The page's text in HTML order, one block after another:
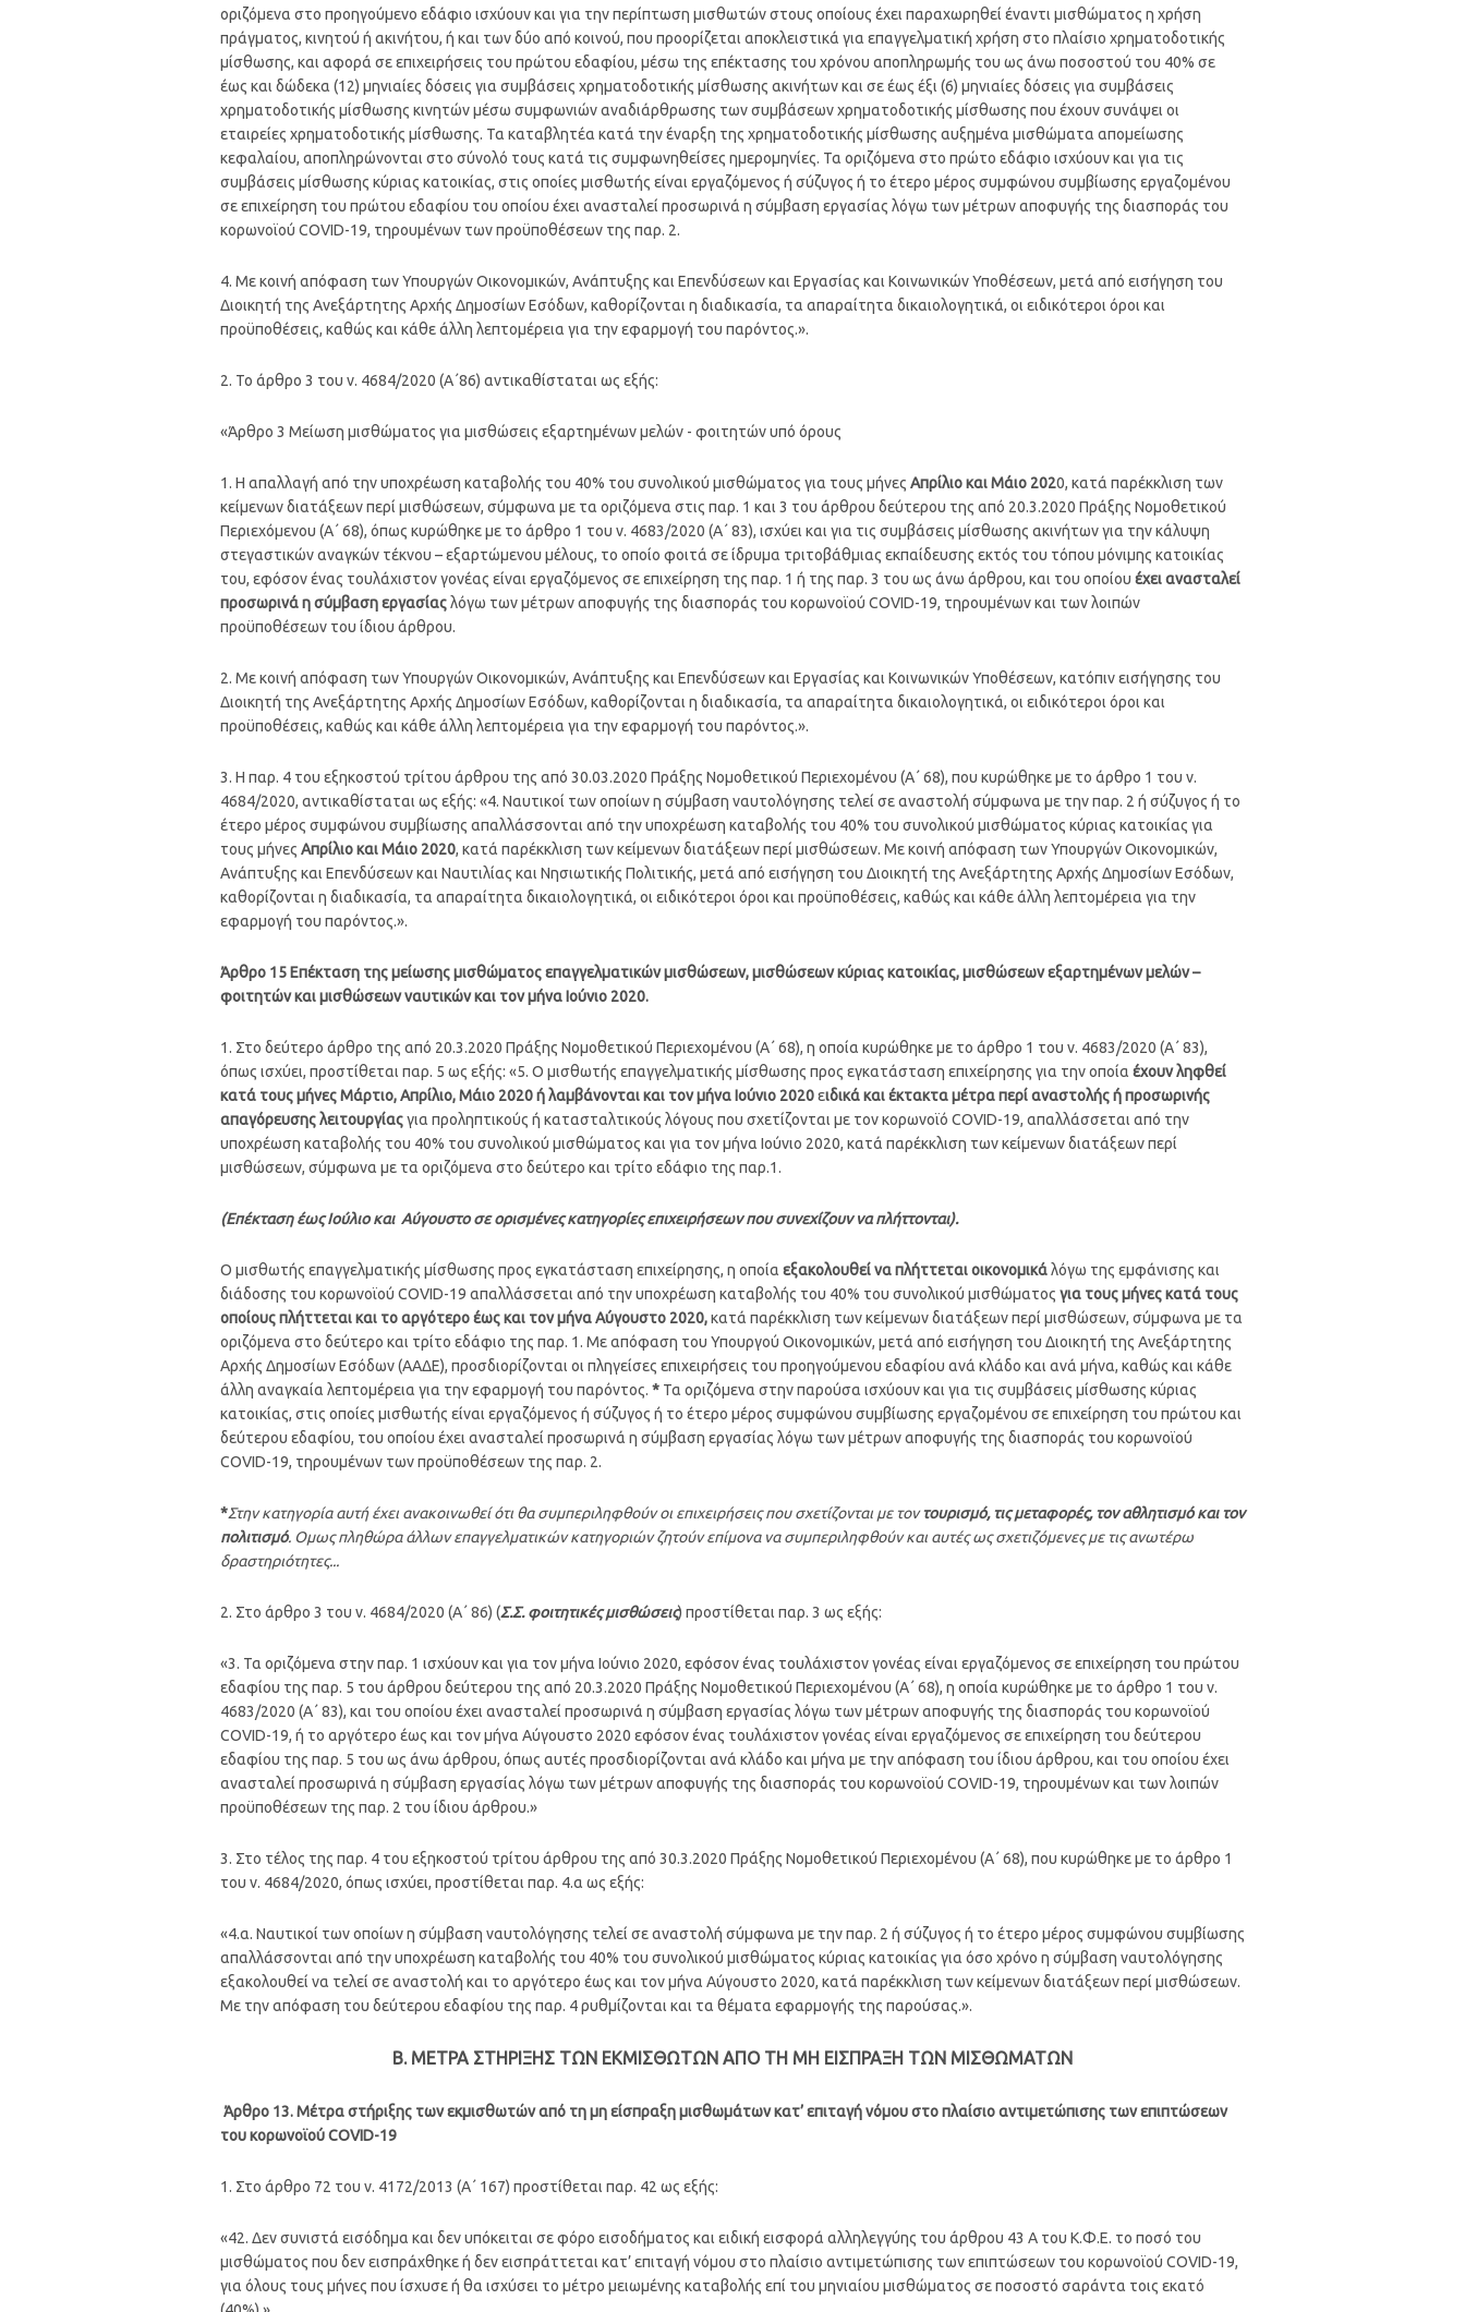
οριζόμενα στο προηγούμενο εδάφιο ισχύουν και για την περίπτωση μισθωτών στους οποίους έχει παραχωρηθεί έναντι μισθώματος η χρήση
πράγματος, κινητού ή ακινήτου, ή και των δύο από κοινού, που προορίζεται αποκλειστικά για επαγγελματική χρήση στο πλαίσιο χρηματοδοτικής
μίσθωσης, και αφορά σε επιχειρήσεις του πρώτου εδαφίου, μέσω της επέκτασης του χρόνου αποπληρωμής του ως άνω ποσοστού του 40% σε
έως και δώδεκα (12) μηνιαίες δόσεις για συμβάσεις χρηματοδοτικής μίσθωσης ακινήτων και σε έως έξι (6) μηνιαίες δόσεις για συμβάσεις
χρηματοδοτικής μίσθωσης κινητών μέσω συμφωνιών αναδιάρθρωσης των συμβάσεων χρηματοδοτικής μίσθωσης που έχουν συνάψει οι
εταιρείες χρηματοδοτικής μίσθωσης. Τα καταβλητέα κατά την έναρξη της χρηματοδοτικής μίσθωσης αυξημένα μισθώματα απομείωσης
κεφαλαίου, αποπληρώνονται στο σύνολό τους κατά τις συμφωνηθείσες ημερομηνίες. Τα οριζόμενα στο πρώτο εδάφιο ισχύουν και για τις
συμβάσεις μίσθωσης κύριας κατοικίας, στις οποίες μισθωτής είναι εργαζόμενος ή σύζυγος ή το έτερο μέρος συμφώνου συμβίωσης εργαζομένου
σε επιχείρηση του πρώτου εδαφίου του οποίου έχει ανασταλεί προσωρινά η σύμβαση εργασίας λόγω των μέτρων αποφυγής της διασποράς του
κορωνοϊού COVID-19, τηρουμένων των προϋποθέσεων της παρ. 2.
4. Με κοινή απόφαση των Υπουργών Οικονομικών, Ανάπτυξης και Επενδύσεων και Εργασίας και Κοινωνικών Υποθέσεων, μετά από εισήγηση του
Διοικητή της Ανεξάρτητης Αρχής Δημοσίων Εσόδων, καθορίζονται η διαδικασία, τα απαραίτητα δικαιολογητικά, οι ειδικότεροι όροι και
προϋποθέσεις, καθώς και κάθε άλλη λεπτομέρεια για την εφαρμογή του παρόντος.».
2. Το άρθρο 3 του ν. 4684/2020 (Α΄86) αντικαθίσταται ως εξής:
«Άρθρο 3 Μείωση μισθώματος για μισθώσεις εξαρτημένων μελών - φοιτητών υπό όρους
1. Η απαλλαγή από την υποχρέωση καταβολής του 40% του συνολικού μισθώματος για τους μήνες Απρίλιο και Μάιο 2020, κατά παρέκκλιση των
κείμενων διατάξεων περί μισθώσεων, σύμφωνα με τα οριζόμενα στις παρ. 1 και 3 του άρθρου δεύτερου της από 20.3.2020 Πράξης Νομοθετικού
Περιεχόμενου (Α΄ 68), όπως κυρώθηκε με το άρθρο 1 του ν. 4683/2020 (Α΄ 83), ισχύει και για τις συμβάσεις μίσθωσης ακινήτων για την κάλυψη
στεγαστικών αναγκών τέκνου – εξαρτώμενου μέλους, το οποίο φοιτά σε ίδρυμα τριτοβάθμιας εκπαίδευσης εκτός του τόπου μόνιμης κατοικίας
του, εφόσον ένας τουλάχιστον γονέας είναι εργαζόμενος σε επιχείρηση της παρ. 1 ή της παρ. 3 του ως άνω άρθρου, και του οποίου έχει ανασταλεί
προσωρινά η σύμβαση εργασίαςλόγω των μέτρων αποφυγής της διασποράς του κορωνοϊού COVID-19, τηρουμένων και των λοιπών
προϋποθέσεων του ίδιου άρθρου.
2. Με κοινή απόφαση των Υπουργών Οικονομικών, Ανάπτυξης και Επενδύσεων και Εργασίας και Κοινωνικών Υποθέσεων, κατόπιν εισήγησης του
Διοικητή της Ανεξάρτητης Αρχής Δημοσίων Εσόδων, καθορίζονται η διαδικασία, τα απαραίτητα δικαιολογητικά, οι ειδικότεροι όροι και
προϋποθέσεις, καθώς και κάθε άλλη λεπτομέρεια για την εφαρμογή του παρόντος.».
3. Η παρ. 4 του εξηκοστού τρίτου άρθρου της από 30.03.2020 Πράξης Νομοθετικού Περιεχομένου (Α΄ 68), που κυρώθηκε με το άρθρο 1 του ν.
4684/2020, αντικαθίσταται ως εξής: «4. Ναυτικοί των οποίων η σύμβαση ναυτολόγησης τελεί σε αναστολή σύμφωνα με την παρ. 2 ή σύζυγος ή το
έτερο μέρος συμφώνου συμβίωσης απαλλάσσονται από την υποχρέωση καταβολής του 40% του συνολικού μισθώματος κύριας κατοικίας για
τους μήνες Απρίλιο και Μάιο 2020, κατά παρέκκλιση των κείμενων διατάξεων περί μισθώσεων. Με κοινή απόφαση των Υπουργών Οικονομικών,
Ανάπτυξης και Επενδύσεων και Ναυτιλίας και Νησιωτικής Πολιτικής, μετά από εισήγηση του Διοικητή της Ανεξάρτητης Αρχής Δημοσίων Εσόδων,
καθορίζονται η διαδικασία, τα απαραίτητα δικαιολογητικά, οι ειδικότεροι όροι και προϋποθέσεις, καθώς και κάθε άλλη λεπτομέρεια για την
εφαρμογή του παρόντος.».
Άρθρο 15 Επέκταση της μείωσης μισθώματος επαγγελματικών μισθώσεων, μισθώσεων κύριας κατοικίας, μισθώσεων εξαρτημένων μελών –
φοιτητών και μισθώσεων ναυτικώνκαι τον μήνα Ιούνιο 2020.
1. Στο δεύτερο άρθρο της από 20.3.2020 Πράξης Νομοθετικού Περιεχομένου (Α΄ 68), η οποία κυρώθηκε με το άρθρο 1 του ν. 4683/2020 (Α΄ 83),
όπως ισχύει, προστίθεται παρ. 5 ως εξής: «5. Ο μισθωτής επαγγελματικής μίσθωσης προς εγκατάσταση επιχείρησης για την οποία έχουν ληφθεί
κατά τους μήνες Μάρτιο, Απρίλιο, Μάιο 2020 ή λαμβάνονταικαι τον μήνα Ιούνιο 2020ειδικά και έκτακτα μέτρα περί αναστολής ή προσωρινής
απαγόρευσης λειτουργίαςγια προληπτικούς ή κατασταλτικούς λόγους που σχετίζονται με τον κορωνοϊό COVID-19, απαλλάσσεται από την
υποχρέωση καταβολής του 40% του συνολικού μισθώματος και για τον μήνα Ιούνιο 2020, κατά παρέκκλιση των κείμενων διατάξεων περί
μισθώσεων, σύμφωνα με τα οριζόμενα στο δεύτερο και τρίτο εδάφιο της παρ.1.
(Επέκταση έως Ιούλιο και Αύγουστο σε ορισμένες κατηγορίες επιχειρήσεων που συνεχίζουν να πλήττονται).
Ο μισθωτής επαγγελματικής μίσθωσης προς εγκατάσταση επιχείρησης, η οποία εξακολουθεί να πλήττεται οικονομικάλόγω της εμφάνισης και
διάδοσης του κορωνοϊού COVID-19 απαλλάσσεται από την υποχρέωση καταβολής του 40% του συνολικού μισθώματος για τους μήνες κατά τους
οποίους πλήττεται και το αργότερο έως και τον μήνα Αύγουστο 2020,κατά παρέκκλιση των κείμενων διατάξεων περί μισθώσεων, σύμφωνα με τα
οριζόμενα στο δεύτερο και τρίτο εδάφιο της παρ. 1. Με απόφαση του Υπουργού Οικονομικών, μετά από εισήγηση του Διοικητή της Ανεξάρτητης
Αρχής Δημοσίων Εσόδων (ΑΑΔΕ), προσδιορίζονται οι πληγείσες επιχειρήσεις του προηγούμενου εδαφίου ανά κλάδο και ανά μήνα, καθώς και κάθε
άλλη αναγκαία λεπτομέρεια για την εφαρμογή του παρόντος. * Τα οριζόμενα στην παρούσα ισχύουν και για τις συμβάσεις μίσθωσης κύριας
κατοικίας, στις οποίες μισθωτής είναι εργαζόμενος ή σύζυγος ή το έτερο μέρος συμφώνου συμβίωσης εργαζομένου σε επιχείρηση του πρώτου και
δεύτερου εδαφίου, του οποίου έχει ανασταλεί προσωρινά η σύμβαση εργασίας λόγω των μέτρων αποφυγής της διασποράς του κορωνοϊού
COVID-19, τηρουμένων των προϋποθέσεων της παρ. 2.
*Στην κατηγορία αυτή έχει ανακοινωθεί ότι θα συμπεριληφθούν οι επιχειρήσεις που σχετίζονται με τοντουρισμό, τις μεταφορές, τον αθλητισμό και τον
πολιτισμό. Ομως πληθώρα άλλων επαγγελματικών κατηγοριών ζητούν επίμονα να συμπεριληφθούν και αυτές ως σχετιζόμενες με τις ανωτέρω
δραστηριότητες...
2. Στο άρθρο 3 του ν. 4684/2020 (Α΄ 86) (Σ.Σ. φοιτητικές μισθώσεις) προστίθεται παρ. 3 ως εξής:
«3. Τα οριζόμενα στην παρ. 1 ισχύουν και για τον μήνα Ιούνιο 2020, εφόσον ένας τουλάχιστον γονέας είναι εργαζόμενος σε επιχείρηση του πρώτου
εδαφίου της παρ. 5 του άρθρου δεύτερου της από 20.3.2020 Πράξης Νομοθετικού Περιεχομένου (Α΄ 68), η οποία κυρώθηκε με το άρθρο 1 του ν.
4683/2020 (Α΄ 83), και του οποίου έχει ανασταλεί προσωρινά η σύμβαση εργασίας λόγω των μέτρων αποφυγής της διασποράς του κορωνοϊού
COVID-19, ή το αργότερο έως και τον μήνα Αύγουστο 2020 εφόσον ένας τουλάχιστον γονέας είναι εργαζόμενος σε επιχείρηση του δεύτερου
εδαφίου της παρ. 5 του ως άνω άρθρου, όπως αυτές προσδιορίζονται ανά κλάδο και μήνα με την απόφαση του ίδιου άρθρου, και του οποίου έχει
ανασταλεί προσωρινά η σύμβαση εργασίας λόγω των μέτρων αποφυγής της διασποράς του κορωνοϊού COVID-19, τηρουμένων και των λοιπών
προϋποθέσεων της παρ. 2 του ίδιου άρθρου.»
3. Στο τέλος της παρ. 4 του εξηκοστού τρίτου άρθρου της από 30.3.2020 Πράξης Νομοθετικού Περιεχομένου (Α΄ 68), που κυρώθηκε με το άρθρο 1
του ν. 4684/2020, όπως ισχύει, προστίθεται παρ. 4.α ως εξής:
«4.α. Ναυτικοί των οποίων η σύμβαση ναυτολόγησης τελεί σε αναστολή σύμφωνα με την παρ. 2 ή σύζυγος ή το έτερο μέρος συμφώνου συμβίωσης
απαλλάσσονται από την υποχρέωση καταβολής του 40% του συνολικού μισθώματος κύριας κατοικίας για όσο χρόνο η σύμβαση ναυτολόγησης
εξακολουθεί να τελεί σε αναστολή και το αργότερο έως και τον μήνα Αύγουστο 2020, κατά παρέκκλιση των κείμενων διατάξεων περί μισθώσεων.
Με την απόφαση του δεύτερου εδαφίου της παρ. 4 ρυθμίζονται και τα θέματα εφαρμογής της παρούσας.».
Β. ΜΕΤΡΑ ΣΤΗΡΙΞΗΣ ΤΩΝ ΕΚΜΙΣΘΩΤΩΝ ΑΠΟ ΤΗ ΜΗ ΕΙΣΠΡΑΞΗ ΤΩΝ ΜΙΣΘΩΜΑΤΩΝ
Άρθρο 13. Μέτρα στήριξης των εκμισθωτών από τη μη είσπραξη μισθωμάτων κατ’ επιταγή νόμου στο πλαίσιο αντιμετώπισης των επιπτώσεων
του κορωνοϊού COVID-19
1. Στο άρθρο 72 του ν. 4172/2013 (Α΄ 167) προστίθεται παρ. 42 ως εξής:
«42. Δεν συνιστά εισόδημα και δεν υπόκειται σε φόρο εισοδήματος και ειδική εισφορά αλληλεγγύης του άρθρου 43 Α του Κ.Φ.Ε. το ποσό του
μισθώματος που δεν εισπράχθηκε ή δεν εισπράττεται κατ’ επιταγή νόμου στο πλαίσιο αντιμετώπισης των επιπτώσεων του κορωνοϊού COVID-19,
για όλους τους μήνες που ίσχυσε ή θα ισχύσει το μέτρο μειωμένης καταβολής επί του μηνιαίου μισθώματος σε ποσοστό σαράντα τοις εκατό